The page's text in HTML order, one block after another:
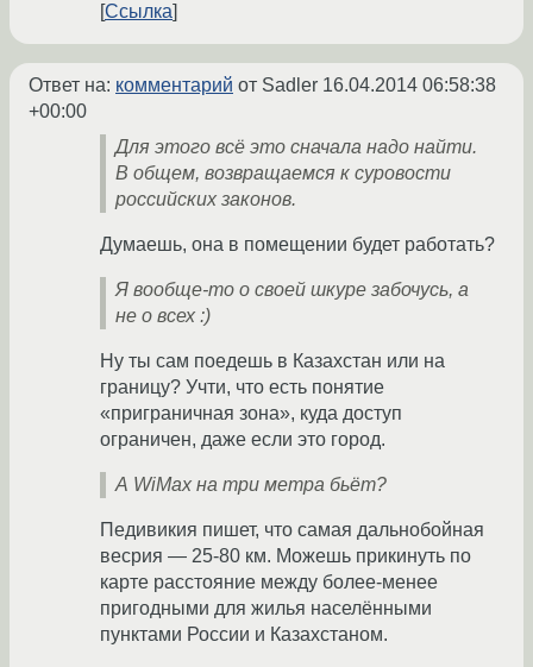
Ссылка
Ответ на: комментарий от Sadler 16.04.2014 06:58:38
+00:00
Для этого всё это сначала надо найти.
В общем, возвращаемся к суровости
российских законов.
Думаешь, она в помещении будет работать?
Я вообще-то о своей шкуре забочусь, а
не о всех :)
Ну ты сам поедешь в Казахстан или на
границу? Учти, что есть понятие
«приграничная зона», куда доступ
ограничен, даже если это город.
А WiMax на три метра бьёт?
Педивикия пишет, что самая дальнобойная
весрия — 25-80 км. Можешь прикинуть по
карте расстояние между более-менее
пригодными для жилья населёнными
пунктами России и Казахстаном.